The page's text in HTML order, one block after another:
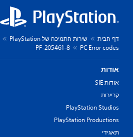
דף הבית שירות התמיכה של PlayStation
PC Error codes
PF-205461-8
אודות
אודות SIE
קריירות
PlayStation Studios
PlayStation Productions
תאגידי